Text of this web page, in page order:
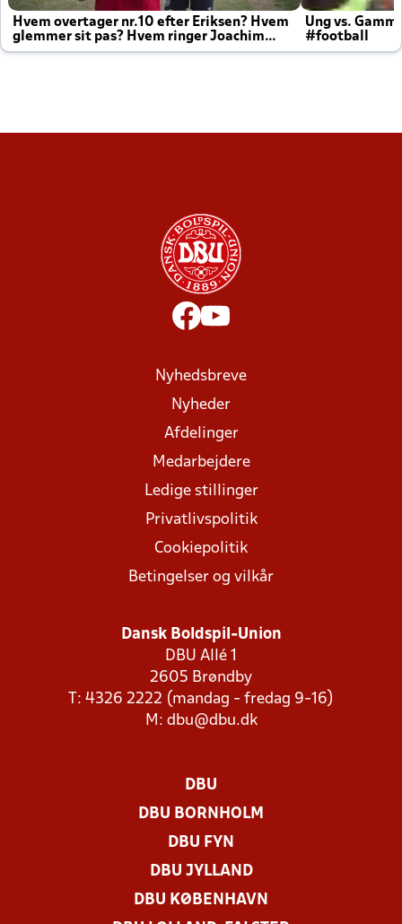
Hvem overtager nr.10 efter Eriksen? Hvem
glemmer sit pas? Hvem ringer Joachim
altid til efter kampe?
Ung vs.
#football
Nyhedsbreve
Nyheder
Afdelinger
Medarbejdere
Ledige stillinger
Privatlivspolitik
Cookiepolitik
Betingelser og vilkår
Dansk Boldspil-Union
DBU Allé 1
2605 Brøndby
T: 4326 2222 (mandag - fredag 9-16)
M: dbu@dbu.dk
DBU
DBU BORNHOLM
DBU FYN
DBU JYLLAND
DBU KØBENHAVN